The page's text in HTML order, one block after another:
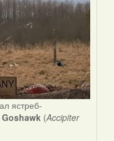
ястреб-
Goshawk (Accipiter